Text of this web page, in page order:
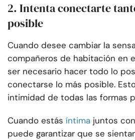
2. Intenta conectarte
posible
Cuando desee cambiar la
compañeros de habitación en
ser necesario hacer todo lo
conectarse lo más posible.
intimidad de todas las formas
Cuando estás íntima juntos
puede garantizar que se